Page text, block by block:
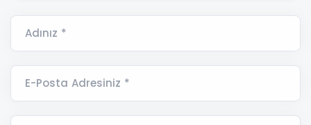
Adınız *
E-Posta Adresiniz *